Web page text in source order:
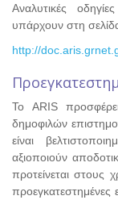
Αναλυτικές
υπάρχουν στη
http://
Το ARIS
δημοφιλών
είναι
αξιοποιούν
προτείνεται στους